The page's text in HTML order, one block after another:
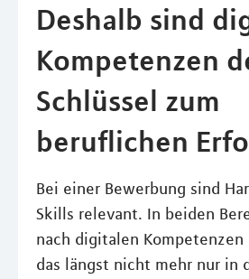
Deshalb sind
Kompetenzen
Schlüssel zum
beruflichen
Bei einer Bewerbung sind
Skills relevant. In beiden
nach digitalen Kompetenzen
das längst nicht mehr nur in